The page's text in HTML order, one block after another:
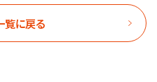
覧に戻る